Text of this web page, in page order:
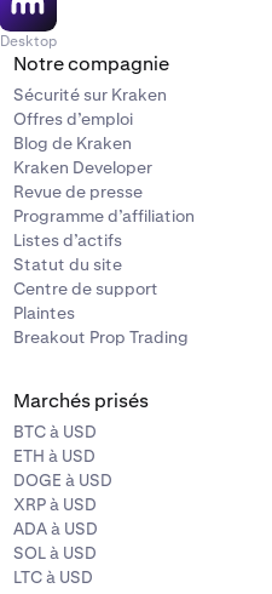
Desktop
Notre compagnie
Sécurité sur Kraken
Offres d’emploi
Blog de Kraken
Kraken Developer
Revue de presse
Programme d’affiliation
Listes d’actifs
Statut du site
Centre de support
Plaintes
Breakout Prop Trading
Marchés prisés
BTC à USD
ETH à USD
DOGE à USD
XRP à USD
ADA à USD
SOL à USD
LTC à USD